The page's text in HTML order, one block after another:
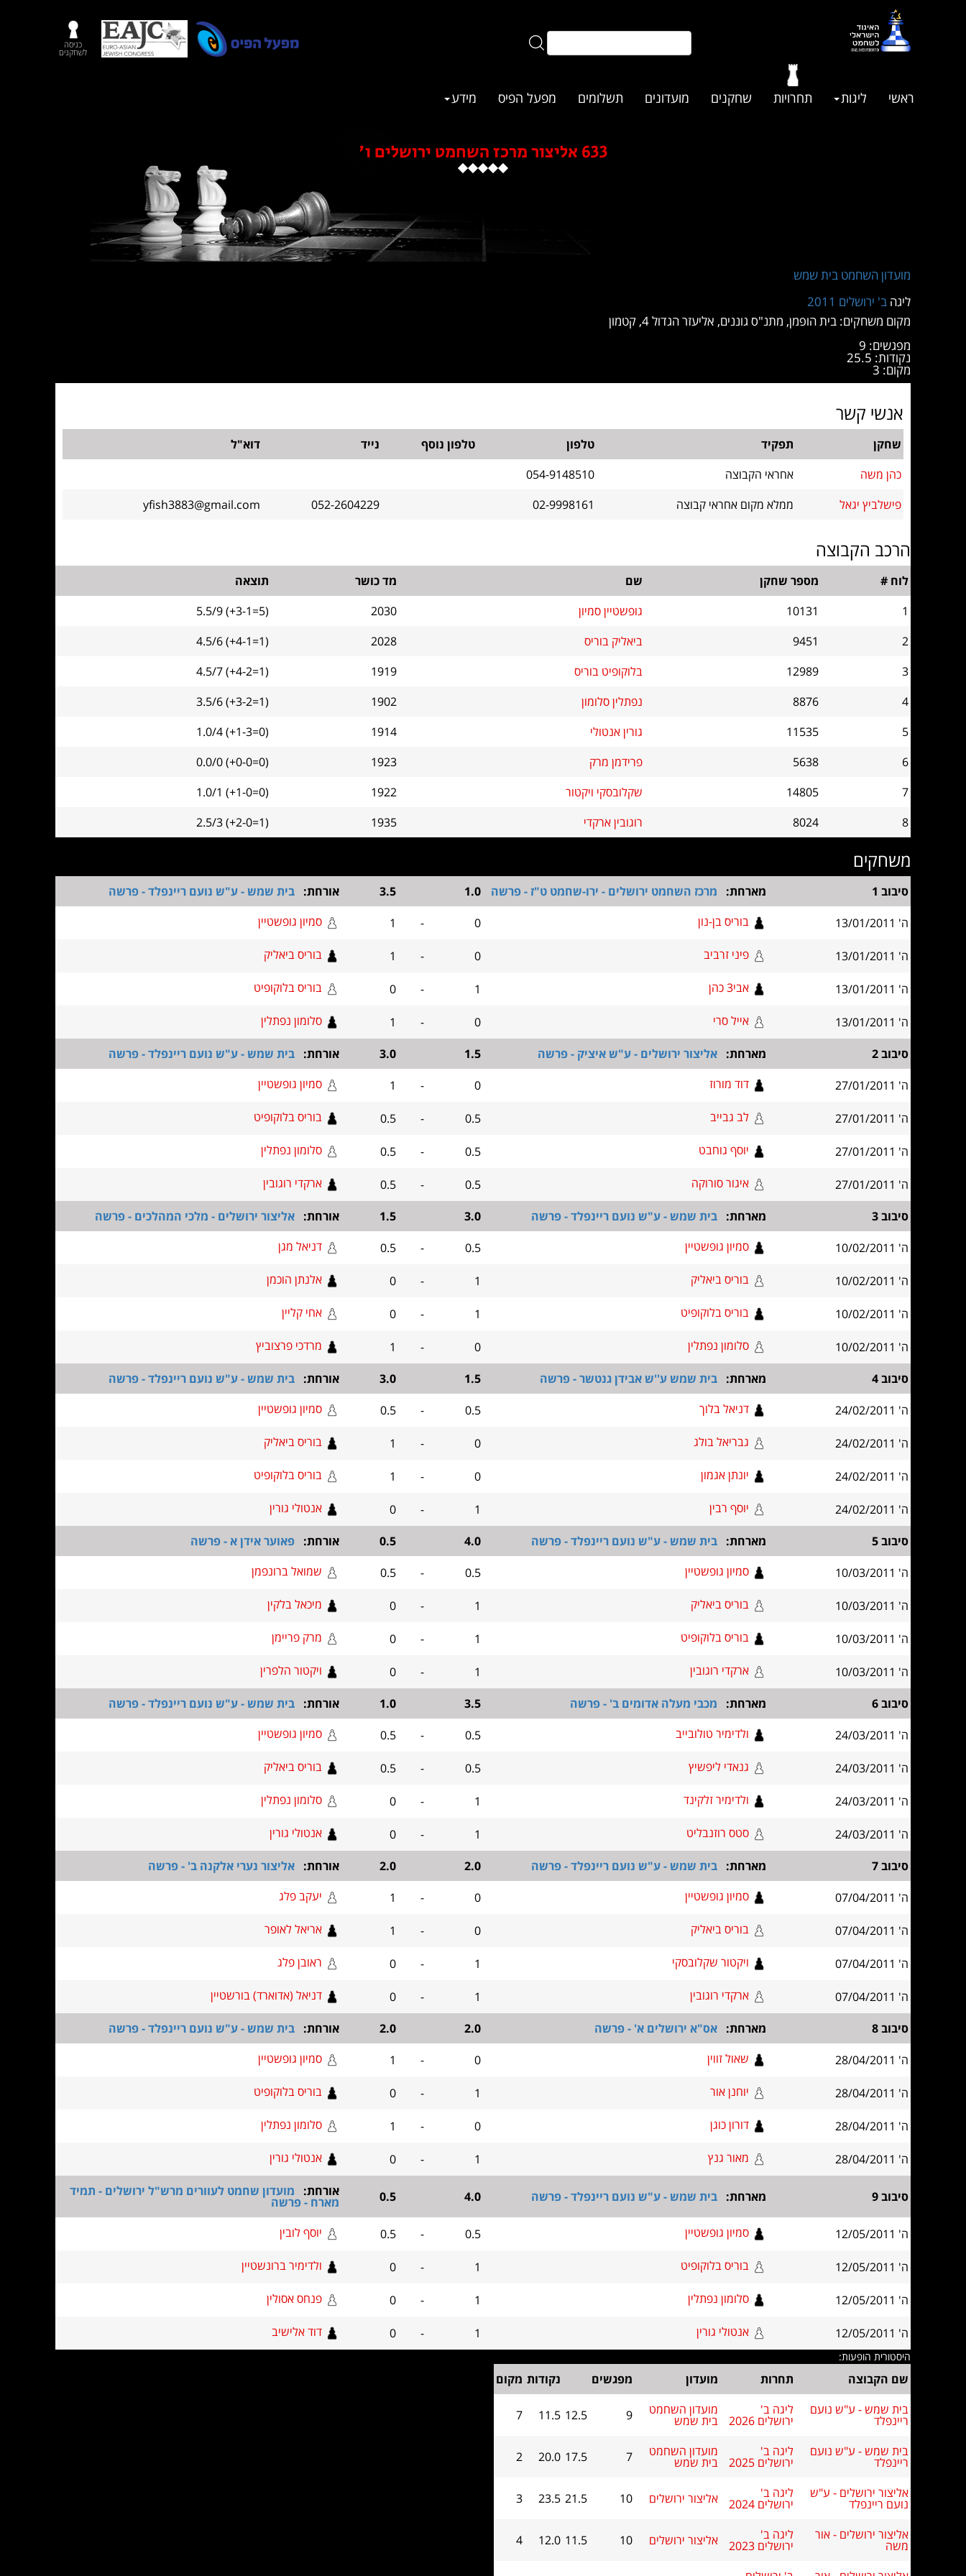
כניסה
לשחקנים
ראשי ליגות תחרויות שחקנים מועדונים תשלומים מפעל הפיס מידע
633 אליצור מרכז השחמט ירושלים ו'
מועדון השחמט בית שמש
ליגה ב' ירושלים 2011
מקום משחקים: בית הופמן, מתנ"ס גוננים, אליעזר הגדול 4, קטמון
מפגשים: 9
נקודות: 25.5
מקום: 3
אנשי קשר
שחקן תפקיד טלפון טלפון נוסף נייד
דוא"ל
כהן משה
אחראי הקבוצה
054-9148510
פישלביץ יגאל
ממלא מקום אחראי קבוצה 02-9998161
052-2604229
yfish3883@gmail.com
הרכב הקבוצה
לוח # מספר שחקן שם מד כושר
תוצאה
1
10131 גופשטיין סמיון 2030
5.5/9 (+3-1=5)
2
9451 ביאליק בוריס 2028
4.5/6 (+4-1=1)
3
12989 בלוקופיט בוריס 1919
4.5/7 (+4-2=1)
4
8876 נפתלין סלומון 1902
3.5/6 (+3-2=1)
5
11535 גורין אנטולי 1914
1.0/4 (+1-3=0)
6
5638 פרידמן מרק 1923
0.0/0 (+0-0=0)
7
14805 שקלובסקי ויקטור 1922
1.0/1 (+1-0=0)
8
8024 רוגובין ארקדי 1935
2.5/3 (+2-0=1)
משחקים
סיבוב 1 מארחת: מרכז השחמט ירושלים - ירו-שחמט ט"ז - פרשה 1.0
3.5 אורחת: בית שמש - ע"ש נועם ריינפלד - פרשה
ה' 13/01/2011
בוריס בן-נון 0
-
1 סמיון גופשטיין
ה' 13/01/2011 פיני זרביב 0
-
1 בוריס ביאליק
ה' 13/01/2011 אבי3 כהן 1
-
0 בוריס בלוקופיט
ה' 13/01/2011 אייל סרי 0
-
1 סלומון נפתלין
סיבוב 2 מארחת: אליצור ירושלים - ע"ש איציק - פרשה 1.5
3.0 אורחת: בית שמש - ע"ש נועם ריינפלד - פרשה
ה' 27/01/2011
דוד מורוז 0
-
1 סמיון גופשטיין
ה' 27/01/2011 לב גבייב 0.5
-
0.5 בוריס בלוקופיט
ה' 27/01/2011 יוסף גוחבט 0.5
-
0.5 סלומון נפתלין
ה' 27/01/2011 איגור סורוקה 0.5
-
0.5 ארקדי רוגובין
סיבוב 3 מארחת: בית שמש - ע"ש נועם ריינפלד - פרשה 3.0
1.5 אורחת: אליצור ירושלים - מלכי המהלכים - פרשה
ה' 10/02/2011
סמיון גופשטיין 0.5
-
0.5 דניאל מגן
ה' 10/02/2011 בוריס ביאליק 1
-
0 אלנתן הוכמן
ה' 10/02/2011 בוריס בלוקופיט 1
-
0 אחי קליין
ה' 10/02/2011 סלומון נפתלין 0
-
1 מרדכי פרצוביץ
סיבוב 4 מארחת: בית שמש ע''ש אבידן גנטשר - פרשה 1.5
3.0 אורחת: בית שמש - ע"ש נועם ריינפלד - פרשה
ה' 24/02/2011
דניאל בלוך 0.5
-
0.5 סמיון גופשטיין
ה' 24/02/2011 גבריאל בולג 0
-
1 בוריס ביאליק
ה' 24/02/2011 יונתן אגמון 0
-
1 בוריס בלוקופיט
ה' 24/02/2011 יוסף רבין 1
-
0 אנטולי גורין
סיבוב 5 מארחת: בית שמש - ע"ש נועם ריינפלד - פרשה 4.0
0.5 אורחת: פאוער אידן א - פרשה
ה' 10/03/2011
סמיון גופשטיין 0.5
-
0.5 שמואל ברונפמן
ה' 10/03/2011 בוריס ביאליק 1
-
0 מיכאל בלקין
ה' 10/03/2011 בוריס בלוקופיט 1
-
0 מרק פריימן
ה' 10/03/2011 ארקדי רוגובין 1
-
0 ויקטור הלפרין
סיבוב 6 מארחת: מכבי מעלה אדומים ב' - פרשה 3.5
1.0 אורחת: בית שמש - ע"ש נועם ריינפלד - פרשה
ה' 24/03/2011
ולדימיר טולובייב 0.5
-
0.5 סמיון גופשטיין
ה' 24/03/2011 גנאדי ליפשיץ 0.5
-
0.5 בוריס ביאליק
ה' 24/03/2011 ולדימיר זלקינד 1
-
0 סלומון נפתלין
ה' 24/03/2011 סטס רוזנבליט 1
-
0 אנטולי גורין
סיבוב 7 מארחת: בית שמש - ע"ש נועם ריינפלד - פרשה 2.0
2.0 אורחת: אליצור נערי אלקנה ב' - פרשה
ה' 07/04/2011
סמיון גופשטיין 0
-
1 יעקב פלג
ה' 07/04/2011 בוריס ביאליק 0
-
1 אריאל לאופר
ה' 07/04/2011 ויקטור שקלובסקי 1
-
0 ראובן פלג
ה' 07/04/2011 ארקדי רוגובין 1
-
0 דניאל (אדוארד) בורשטיין
סיבוב 8 מארחת: אס"א ירושלים א' - פרשה 2.0
2.0 אורחת: בית שמש - ע"ש נועם ריינפלד - פרשה
ה' 28/04/2011
שאול זווין 0
-
1 סמיון גופשטיין
ה' 28/04/2011 יוחנן אור 1
-
0 בוריס בלוקופיט
ה' 28/04/2011 דורון כוגן 0
-
1 סלומון נפתלין
ה' 28/04/2011 מאור גנץ 1
-
0 אנטולי גורין
סיבוב 9 מארחת: בית שמש - ע"ש נועם ריינפלד - פרשה 4.0
0.5 אורחת: מועדון שחמט לעוורים מרש"ל ירושלים - תמיד
מארח - פרשה
ה' 12/05/2011
סמיון גופשטיין 0.5
-
0.5 יוסף לובין
ה' 12/05/2011 בוריס בלוקופיט 1
-
0 ולדימיר ברונשטיין
ה' 12/05/2011 סלומון נפתלין 1
-
0 פנחס אסולין
ה' 12/05/2011 אנטולי גורין 1
-
0 דוד אלישיב
היסטורית הופעות:
שם הקבוצה תחרות מועדון מפגשים נקודות מקום
בית שמש - ע"ש נועם
ריינפלד
ליגה ב'
ירושלים 2026
מועדון השחמט
בית שמש 9
12.5
11.5
7
בית שמש - ע"ש נועם
ריינפלד
ליגה ב'
ירושלים 2025
מועדון השחמט
בית שמש 7
17.5
20.0
2
אליצור ירושלים - ע"ש
נועם ריינפלד
ליגה ב'
ירושלים 2024 אליצור ירושלים 10
21.5
23.5
3
אליצור ירושלים - אור
משה
ליגה ב'
ירושלים 2023 אליצור ירושלים 10
11.5
12.0
4